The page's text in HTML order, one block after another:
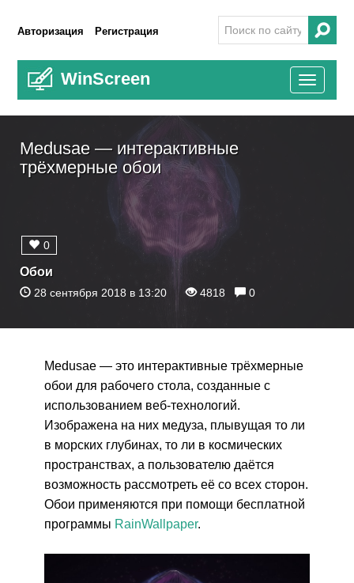
Авторизация Регистрация
WinScreen
Toggle
Medusae — интерактивные
трёхмерные обои
Обои
28 сентября 2018 в 13:20 4818 0
0
Medusae — это интерактивные трёхмерные
обои для рабочего стола, созданные с
использованием веб-технологий.
Изображена на них медуза, плывущая то ли
в морских глубинах, то ли в космических
пространствах, а пользователю даётся
возможность рассмотреть её со всех сторон.
Обои применяются при помощи бесплатной
программы RainWallpaper.